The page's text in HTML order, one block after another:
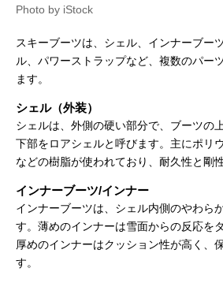
Photo by iStock
スキーブーツは、シェル、インナーブー
ル、パワーストラップなど、複数のパー
ます。
シェル（外装）
シェルは、外側の硬い部分で、ブーツの
下部をロアシェルと呼びます。主にポリ
などの樹脂が使われており、耐久性と剛
インナーブーツ/インナー
インナーブーツは、シェル内側のやわら
す。薄めのインナーは雪面からの反応を
厚めのインナーはクッション性が高く、
す。